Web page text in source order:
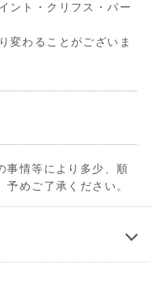
ント・クリフス・パー
変わることがございま
事情等により多少、順
めご了承ください。